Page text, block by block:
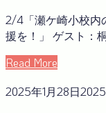
2/4「瀬ケ崎小校内
援を！」 ゲスト：
Read More
2025年1月28日